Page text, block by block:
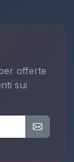
offerte
sui